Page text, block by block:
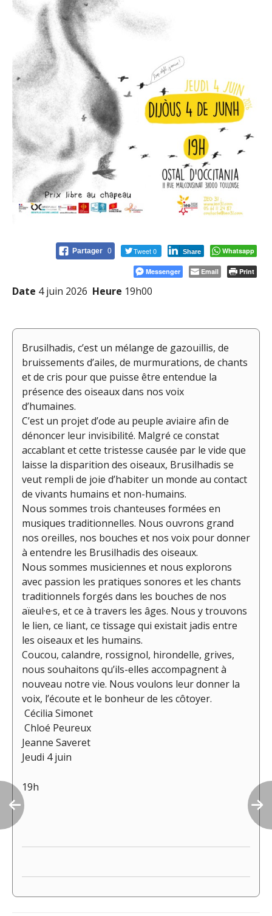
Partager 0 Tweet 0 Share Whatsapp
Messenger Email Print
Date 4 juin 2026 Heure 19h00
Brusilhadis, c’est un mélange de gazouillis, de
bruissements d’ailes, de murmurations, de chants
et de cris pour que puisse être entendue la
présence des oiseaux dans nos voix
d’humaines.
C’est un projet d’ode au peuple aviaire afin de
dénoncer leur invisibilité. Malgré ce constat
accablant et cette tristesse causée par le vide que
laisse la disparition des oiseaux, Brusilhadis se
veut rempli de joie d’habiter un monde au contact
de vivants humains et non-humains.
Nous sommes trois chanteuses formées en
musiques traditionnelles. Nous ouvrons grand
nos oreilles, nos bouches et nos voix pour donner
à entendre les Brusilhadis des oiseaux.
Nous sommes musiciennes et nous explorons
avec passion les pratiques sonores et les chants
traditionnels forgés dans les bouches de nos
aïeul·e·s, et ce à travers les âges. Nous y trouvons
le lien, ce liant, ce tissage qui existait jadis entre
les oiseaux et les humains.
Coucou, calandre, rossignol, hirondelle, grives,
nous souhaitons qu’ils-elles accompagnent à
nouveau notre vie. Nous voulons leur donner la
voix, l’écoute et le bonheur de les côtoyer.
Cécilia Simonet
Chloé Peureux
Jeanne Saveret
Jeudi 4 juin
19h